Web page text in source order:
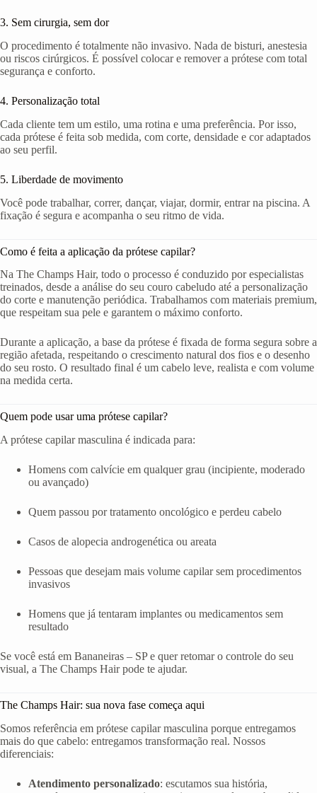
3. Sem cirurgia, sem dor
O procedimento é totalmente não invasivo. Nada de bisturi, anestesia
ou riscos cirúrgicos. É possível colocar e remover a prótese com total
segurança e conforto.
4. Personalização total
Cada cliente tem um estilo, uma rotina e uma preferência. Por isso,
cada prótese é feita sob medida, com corte, densidade e cor adaptados
ao seu perfil.
5. Liberdade de movimento
Você pode trabalhar, correr, dançar, viajar, dormir, entrar na piscina. A
fixação é segura e acompanha o seu ritmo de vida.
Como é feita a aplicação da prótese capilar?
Na The Champs Hair, todo o processo é conduzido por especialistas
treinados, desde a análise do seu couro cabeludo até a personalização
do corte e manutenção periódica. Trabalhamos com materiais premium,
que respeitam sua pele e garantem o máximo conforto.
Durante a aplicação, a base da prótese é fixada de forma segura sobre a
região afetada, respeitando o crescimento natural dos fios e o desenho
do seu rosto. O resultado final é um cabelo leve, realista e com volume
na medida certa.
Quem pode usar uma prótese capilar?
A prótese capilar masculina é indicada para:
Homens com calvície em qualquer grau (incipiente, moderado
ou avançado)
Quem passou por tratamento oncológico e perdeu cabelo
Casos de alopecia androgenética ou areata
Pessoas que desejam mais volume capilar sem procedimentos
invasivos
Homens que já tentaram implantes ou medicamentos sem
resultado
Se você está em Bananeiras – SP e quer retomar o controle do seu
visual, a The Champs Hair pode te ajudar.
The Champs Hair: sua nova fase começa aqui
Somos referência em prótese capilar masculina porque entregamos
mais do que cabelo: entregamos transformação real. Nossos
diferenciais:
Atendimento personalizado: escutamos sua história,